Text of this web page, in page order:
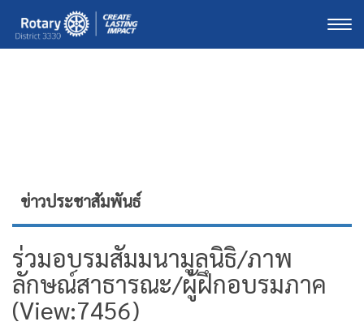
ข่าวประชาสัมพันธ์
ร่วมอบรมสัมมนามูลนิธิ/ภาพ
ลักษณ์สาธารณะ/ผู้ฝึกอบรมภาค
(View:7456)